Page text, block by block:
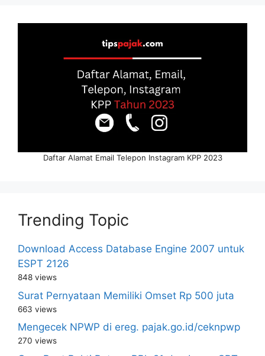
Daftar Alamat Email Telepon Instagram KPP 2023
Trending Topic
Download Access Database Engine 2007 untuk
ESPT 2126
848 views
Surat Pernyataan Memiliki Omset Rp 500 juta
663 views
Mengecek NPWP di ereg. pajak.go.id/ceknpwp
270 views